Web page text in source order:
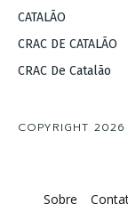
CATALÃO
CRAC DE CATALÃO
CRAC De Catalão
COPYRIGHT
Sobre